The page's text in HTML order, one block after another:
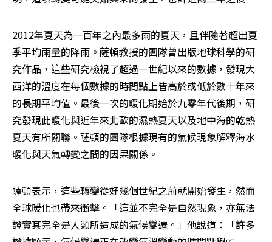
2012年夏天為一百年之內最多雨的夏天，且伴隨著超出夏
季平均雨量的降雨。薩頓教授的團隊曾出版地球科學的研
究作品，這些研究檢視了超過一世紀以來的數據，發現大
西洋的溫度在每個數據的時間點上皆高於或低於數十年來
的長期平均值。最後一次的暖化期始於九零年代後期，研
究發現此暖化與近年來北歐的濕熱夏天以及地中海的乾熱
夏天有所關聯。薩頓的團隊根據現有的氣候現象解釋海水
暖化與天氣轉變之間的因果關係。
薩頓表示，這些轉變從好幾個世紀之前就開始發生，然而
全球暖化也帶來衝擊。「這並不完全是自然現象，亦無法
證實其完全是人類所造成的氣候變遷。」他說道：「許多